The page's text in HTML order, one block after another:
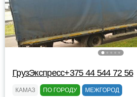
ГрузЭкспресс+375 44 544 72 56
КАМАЗ ПО ГОРОДУ МЕЖГОРОД